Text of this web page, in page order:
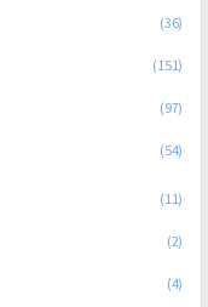
(36)
(151)
(97)
(54)
(11)
(2)
(4)